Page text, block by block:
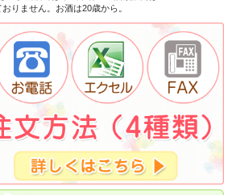
りません。お酒は20歳から。